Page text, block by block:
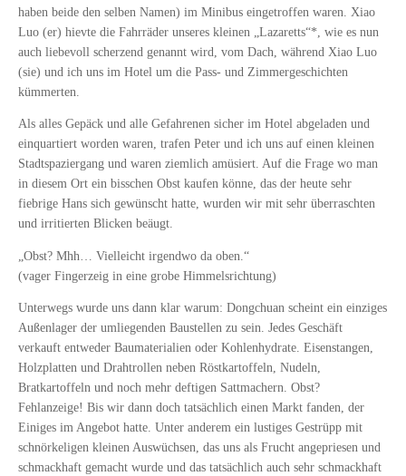
haben beide den selben Namen) im Minibus eingetroffen waren. Xiao
Luo (er) hievte die Fahrräder unseres kleinen „Lazaretts“*, wie es nun
auch liebevoll scherzend genannt wird, vom Dach, während Xiao Luo
(sie) und ich uns im Hotel um die Pass- und Zimmergeschichten
kümmerten.
Als alles Gepäck und alle Gefahrenen sicher im Hotel abgeladen und
einquartiert worden waren, trafen Peter und ich uns auf einen kleinen
Stadtspaziergang und waren ziemlich amüsiert. Auf die Frage wo man
in diesem Ort ein bisschen Obst kaufen könne, das der heute sehr
fiebrige Hans sich gewünscht hatte, wurden wir mit sehr überraschten
und irritierten Blicken beäugt.
„Obst? Mhh… Vielleicht irgendwo da oben.“
(vager Fingerzeig in eine grobe Himmelsrichtung)
Unterwegs wurde uns dann klar warum: Dongchuan scheint ein einziges
Außenlager der umliegenden Baustellen zu sein. Jedes Geschäft
verkauft entweder Baumaterialien oder Kohlenhydrate. Eisenstangen,
Holzplatten und Drahtrollen neben Röstkartoffeln, Nudeln,
Bratkartoffeln und noch mehr deftigen Sattmachern. Obst?
Fehlanzeige! Bis wir dann doch tatsächlich einen Markt fanden, der
Einiges im Angebot hatte. Unter anderem ein lustiges Gestrüpp mit
schnörkeligen kleinen Auswüchsen, das uns als Frucht angepriesen und
schmackhaft gemacht wurde und das tatsächlich auch sehr schmackhaft